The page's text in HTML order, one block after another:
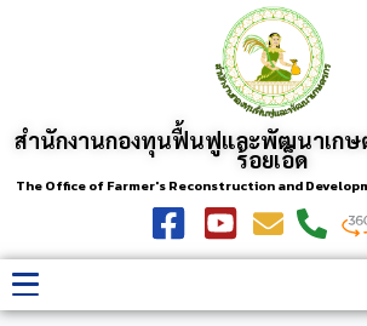
สำนักงานกองทุนฟื้นฟูและพัฒนาเกษ
ร้อยเอ็ด
The Office of Farmer's Reconstruction and